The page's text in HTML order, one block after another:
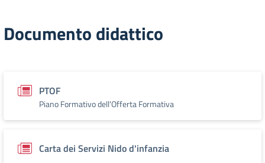
Documento didattico
PTOF
Piano Formativo dell'Offerta Formativa
Carta dei Servizi Nido d'infanzia